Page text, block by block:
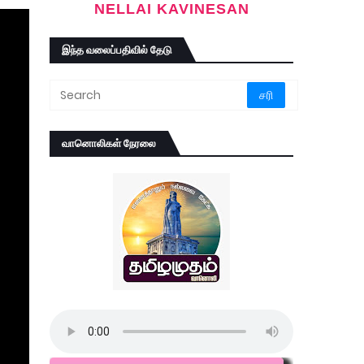
NELLAI KAVINESAN
இந்த வலைப்பதிவில் தேடு
வானொலிகள் நேரலை